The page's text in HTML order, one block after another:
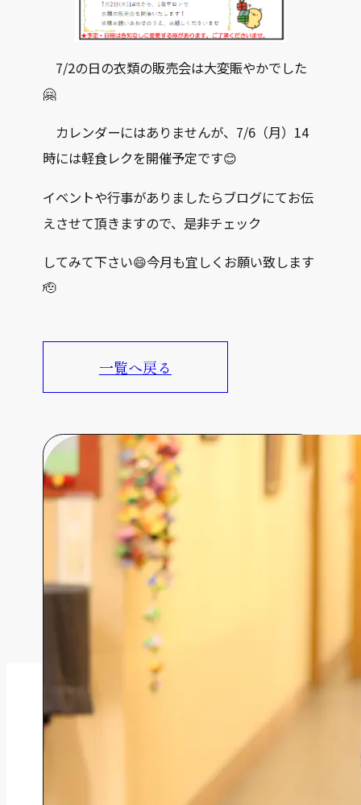
7/2の日の衣類の販売会は大変賑やかでした
🤗
カレンダーにはありませんが、7/6（月）14
時には軽食レクを開催予定です😊
イベントや行事がありましたらブログにてお伝
えさせて頂きますので、是非チェック
してみて下さい😄今月も宜しくお願い致します
🫡
一覧へ戻る